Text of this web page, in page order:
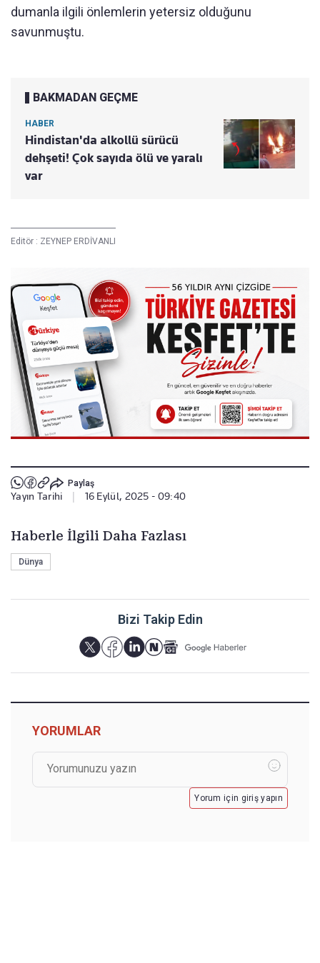
dumanla ilgili önlemlerin yetersiz olduğunu
savunmuştu.
BAKMADAN GEÇME
HABER
Hindistan'da alkollü sürücü
dehşeti! Çok sayıda ölü ve yaralı
var
Editör : ZEYNEP ERDİVANLI
Paylaş
Yayın Tarihi 16 Eylül, 2025 - 09:40
Haberle İlgili Daha Fazlası
Dünya
Bizi Takip Edin
YORUMLAR
Yorum için giriş yapın